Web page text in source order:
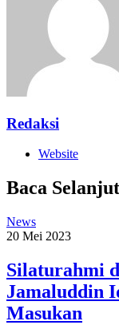
Redaksi
Website
Baca
News
20 Mei 2023
Silaturahmi
Jamaluddin
Masukan